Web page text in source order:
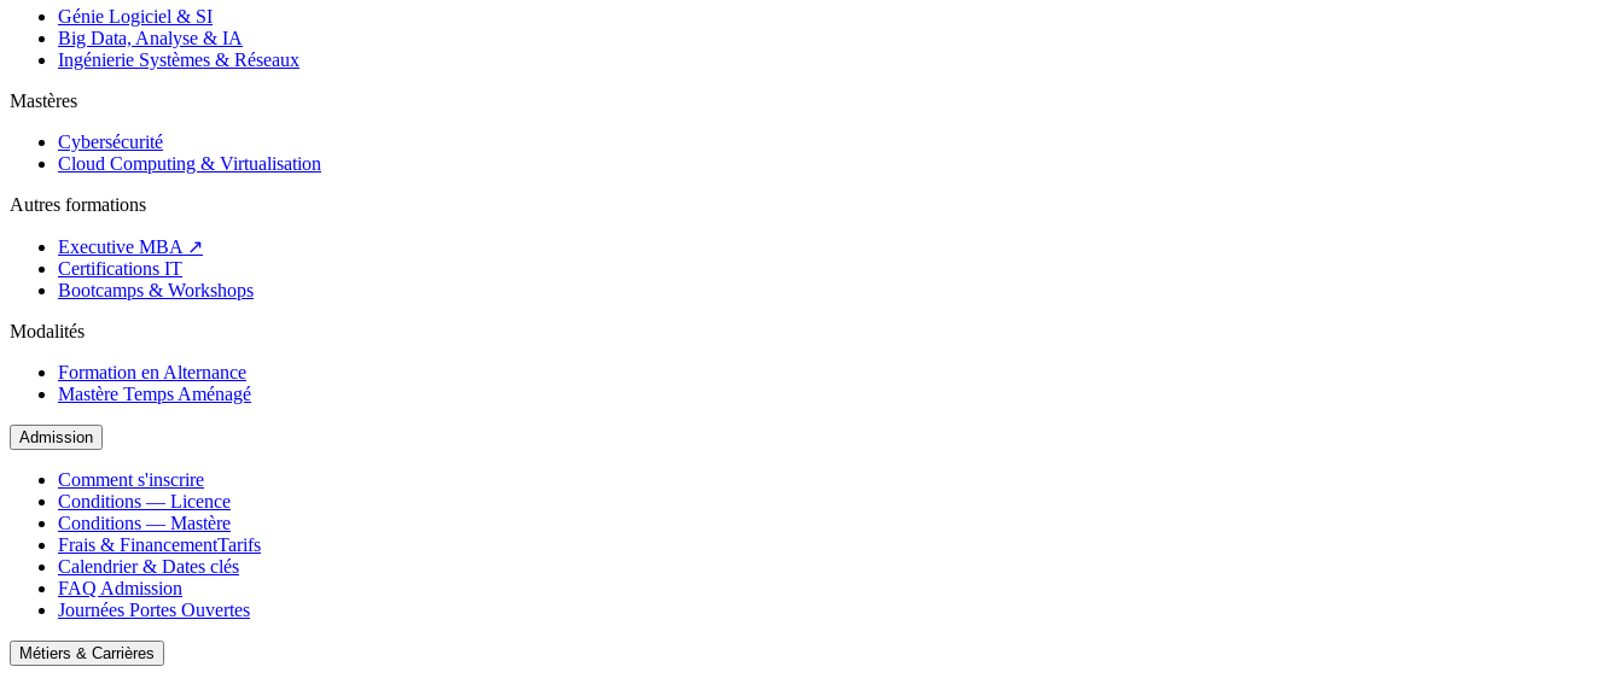
Génie Logiciel & SI
Big Data, Analyse & IA
Ingénierie Systèmes & Réseaux
Mastères
Cybersécurité
Cloud Computing & Virtualisation
Autres formations
Executive MBA ↗
Certifications IT
Bootcamps & Workshops
Modalités
Formation en Alternance
Mastère Temps Aménagé
Admission
Comment s'inscrire
Conditions — Licence
Conditions — Mastère
Frais & FinancementTarifs
Calendrier & Dates clés
FAQ Admission
Journées Portes Ouvertes
Métiers & Carrières